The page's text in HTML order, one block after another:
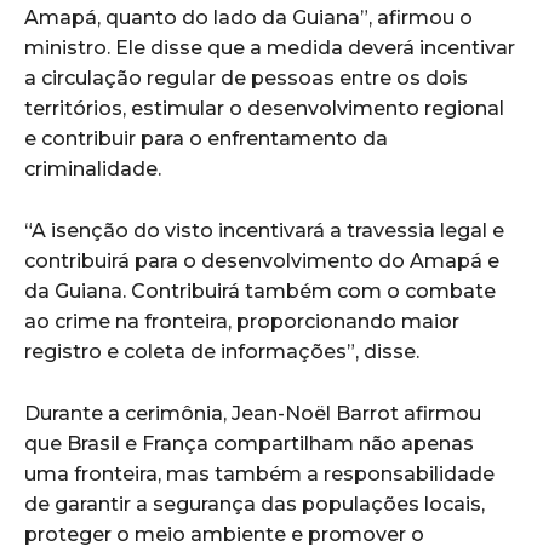
Amapá, quanto do lado da Guiana”, afirmou o
ministro. Ele disse que a medida deverá incentivar
a circulação regular de pessoas entre os dois
territórios, estimular o desenvolvimento regional
e contribuir para o enfrentamento da
criminalidade.
“A isenção do visto incentivará a travessia legal e
contribuirá para o desenvolvimento do Amapá e
da Guiana. Contribuirá também com o combate
ao crime na fronteira, proporcionando maior
registro e coleta de informações”, disse.
Durante a cerimônia, Jean-Noël Barrot afirmou
que Brasil e França compartilham não apenas
uma fronteira, mas também a responsabilidade
de garantir a segurança das populações locais,
proteger o meio ambiente e promover o